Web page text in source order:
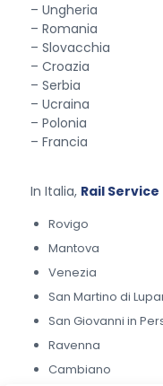
– Ungheria
– Romania
– Slovacchia
– Croazia
– Serbia
– Ucraina
– Polonia
– Francia
In Italia, Rail Service
Rovigo
Mantova
Venezia
San Martino di
San Giovanni in
Ravenna
Cambiano